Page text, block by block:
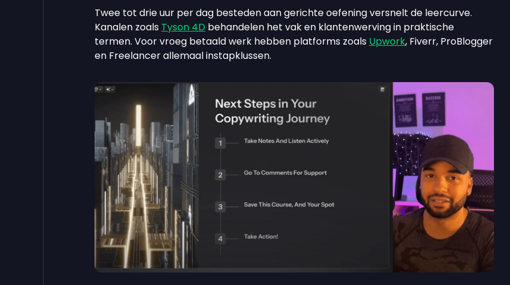
Twee tot drie uur per dag besteden aan gerichte oefening versnelt de leercurve.
Kanalen zoals Tyson 4D behandelen het vak en klantenwerving in praktische
termen. Voor vroeg betaald werk hebben platforms zoals Upwork, Fiverr, ProBlogger
en Freelancer allemaal instapklussen.